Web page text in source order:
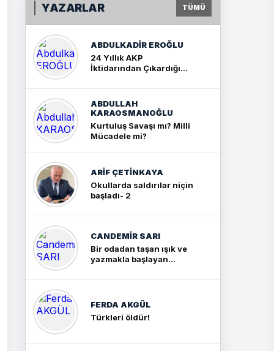
YAZARLAR TÜMÜ
ABDULKADIR EROĞLU
24 Yıllık AKP
İktidarından Çıkardığım
ABDULLAH
KARAOSMANOĞLU
Kurtuluş Savaşı mı? Milli
Mücadele mi?
ARIF ÇETİNKAYA
Okullarda saldırılar niçin
başladı- 2
CANDEMIR SARI
Bir odadan taşan ışık ve
yazmakla başlayan
FERDA AKGÜL
Türkleri öldür!